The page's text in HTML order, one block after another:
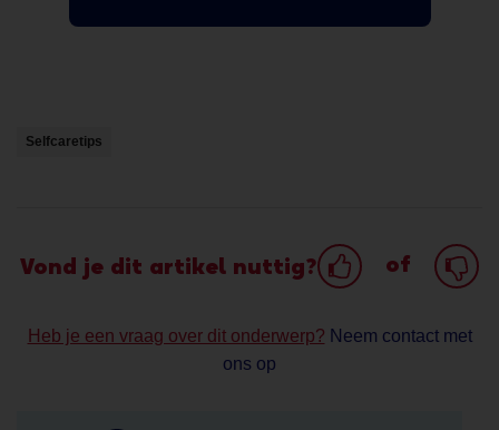
Selfcaretips
Vond je dit artikel nuttig? of
Heb je een vraag over dit onderwerp? Neem contact met
ons op